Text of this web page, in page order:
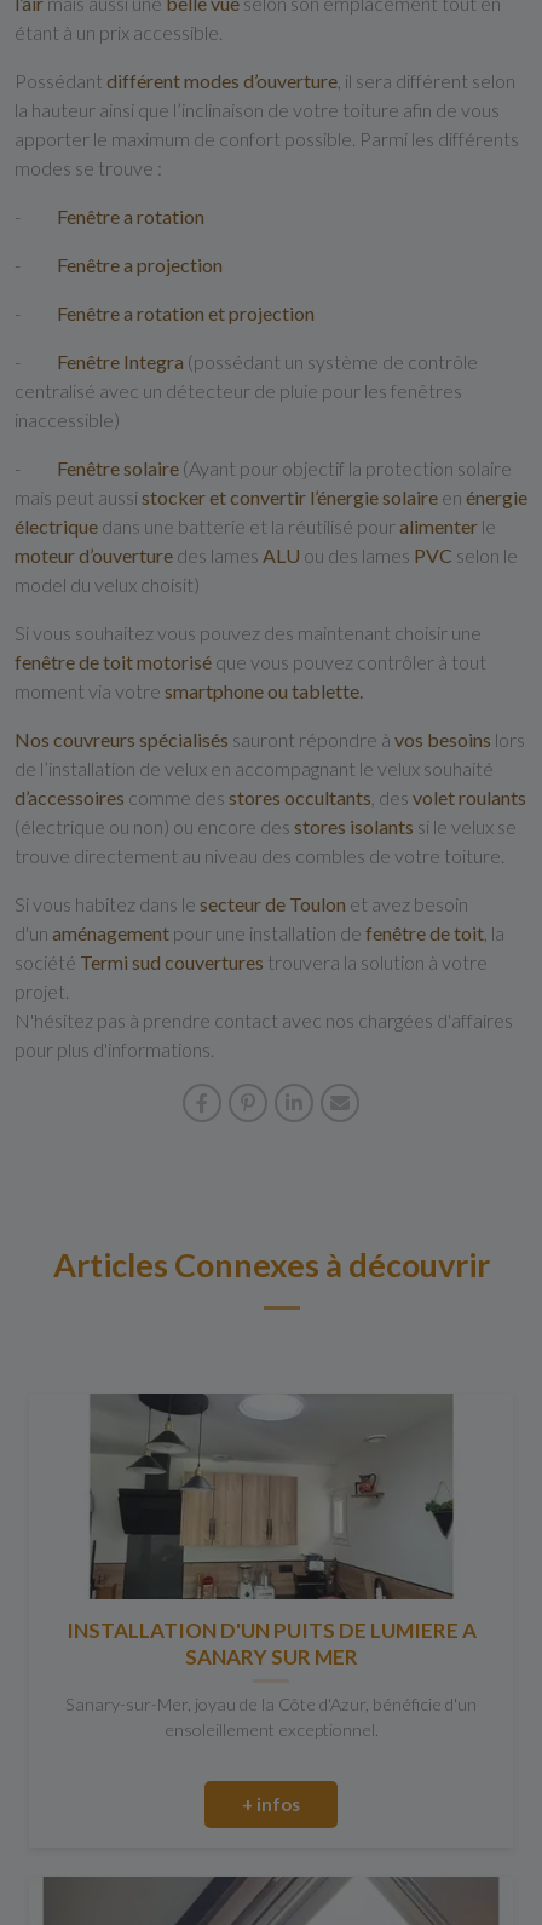
étant à un prix accessible.
Possédant différent modes d’ouverture , il sera différent selon
la hauteur ainsi que l’inclinaison de votre toiture afin de vous
apporter le maximum de confort possible. Parmi les différents
modes se trouve :
- Fenêtre a rotation
- Fenêtre a projection
- Fenêtre a rotation et projection
- Fenêtre Integra (possédant un système de contrôle
centralisé avec un détecteur de pluie pour les fenêtres
inaccessible)
- Fenêtre solaire (Ayant pour objectif la protection solaire
mais peut aussistocker et convertir l’énergie solaire en énergie
électrique dans une batterie et la réutilisé pouralimenter le
moteur d’ouverture des lames ALU ou des lames PVC selon le
model du velux choisit)
Si vous souhaitez vous pouvez des maintenant choisir une
fenêtre de toit motorisé que vous pouvez contrôler à tout
moment via votre smartphone ou tablette.
Nos couvreurs spécialisés sauront répondre à vos besoins lors
de l’installation de velux en accompagnant le velux souhaité
d’accessoires comme des stores occultants , des volet roulants
(électrique ou non) ou encore des stores isolants si le velux se
trouve directement au niveau des combles de votre toiture.
Si vous habitez dans le secteur de Toulon et avez besoin
d'un aménagement pour une installation de fenêtre de toit , la
société Termi sud couvertures trouvera la solution à votre
projet.
N'hésitez pas à prendre contact avec nos chargées d'affaires
pour plus d'informations.
Articles Connexes à découvrir
INSTALLATION D'UN PUITS DE LUMIERE A
SANARY SUR MER
Sanary-sur-Mer, joyau de la Côte d'Azur, bénéficie d'un
ensoleillement exceptionnel.
+ infos